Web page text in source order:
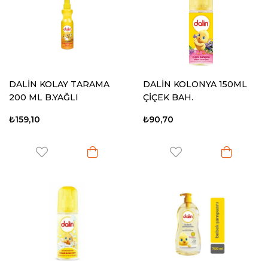
DALİN KOLAY TARAMA
200 ML B.YAĞLI
₺159,10
DALİN KOLONYA 150ML
ÇİÇEK BAH.
₺90,70